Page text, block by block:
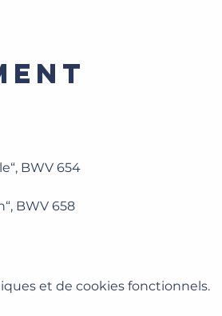
BWV 654
BWV 658
et de cookies fonctionnels.